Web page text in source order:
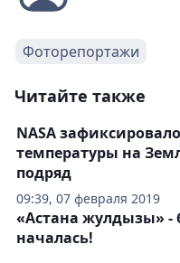
Фоторепортажи
Читайте также
09:39, 07 февраля 2019
NASA
температуры на
подряд
«Астана жулдызы» -
началась!